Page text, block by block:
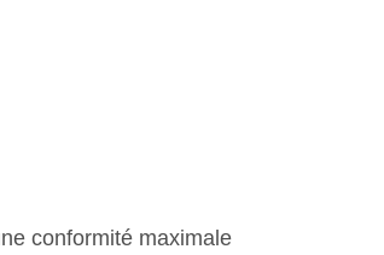
conformité maximale